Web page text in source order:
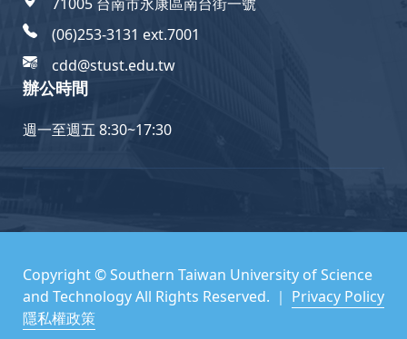
(06)253-3131 ext.7001
cdd@stust.edu.tw
辦公時間
週一至週五 8:30~17:30
Copyright © Southern Taiwan University of Science
and Technology All Rights Reserved. ｜ Privacy Policy
隱私權政策